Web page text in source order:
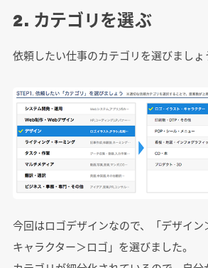
2. カテゴリを選ぶ
依頼したい仕事のカテゴリを選びましょ
今回はロゴデザインなので、「デザイン
キャラクター＞ロゴ」を選びました。